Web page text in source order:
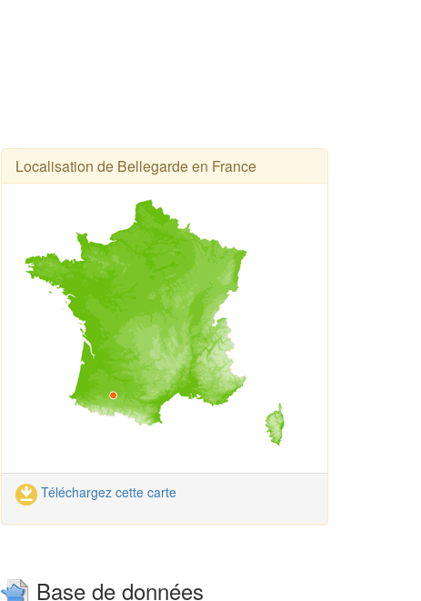
Localisation de Bellegarde en France
Téléchargez cette carte
Base de données